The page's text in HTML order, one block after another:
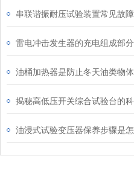
雷电冲击发生器的充电组成部分